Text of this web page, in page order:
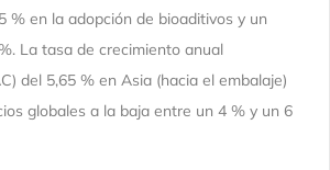
% en la adopción de bioaditivos y un
La tasa de crecimiento anual
del 5,65 % en Asia (hacia el embalaje)
globales a la baja entre un 4 % y un 6